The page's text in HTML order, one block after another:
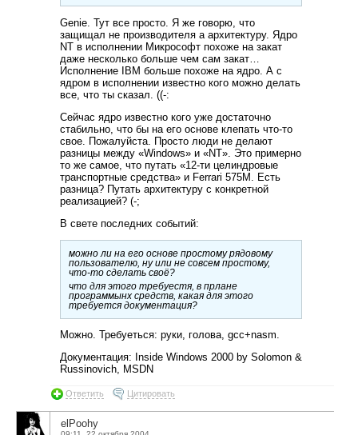
Genie. Тут все просто. Я же говорю, что
защищал не производителя а архитектуру. Ядро
NT в исполнении Микрософт похоже на закат
даже несколько больше чем сам закат…
Исполнение IBM больше похоже на ядро. А с
ядром в исполнении известно кого можно делать
все, что ты сказал. ((-:
Сейчас ядро известно кого уже достаточно
стабильно, что бы на его основе клепать что-то
свое. Пожалуйста. Просто люди не делают
разницы между «Windows» и «NT». Это примерно
то же самое, что путать «12-ти целиндровые
транспортные средства» и Ferrari 575M. Есть
разница? Путать архитектуру с конкретной
реализацией? (-;
В свете последних событий:
можно ли на его основе простому рядовому
пользователю, ну или не совсем простому,
что-то сделать своё?
что для этого требуестя, в прлане
программынх средств, какая для этого
требуется документация?
Можно. Требуеться: руки, голова, gcc+nasm.
Документация: Inside Windows 2000 by Solomon &
Russinovich, MSDN
Ответить Цитировать
elPoohy